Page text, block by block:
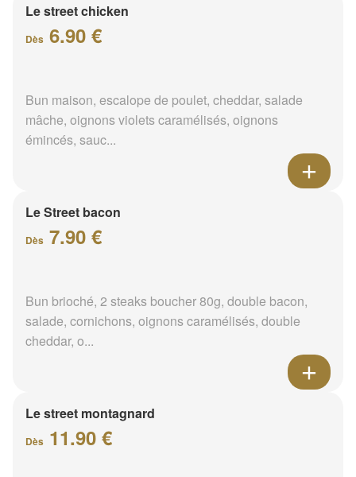
Le street chicken
Dès 6.90 €
Bun maison, escalope de poulet, cheddar, salade
mâche, oignons violets caramélisés, oignons
émincés, sauc...
Le Street bacon
Dès 7.90 €
Bun brioché, 2 steaks boucher 80g, double bacon,
salade, cornichons, oignons caramélisés, double
cheddar, o...
Le street montagnard
Dès 11.90 €